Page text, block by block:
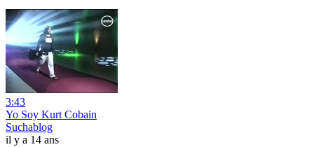
3:43
Yo Soy Kurt Cobain
Suchablog
il y a 14 ans